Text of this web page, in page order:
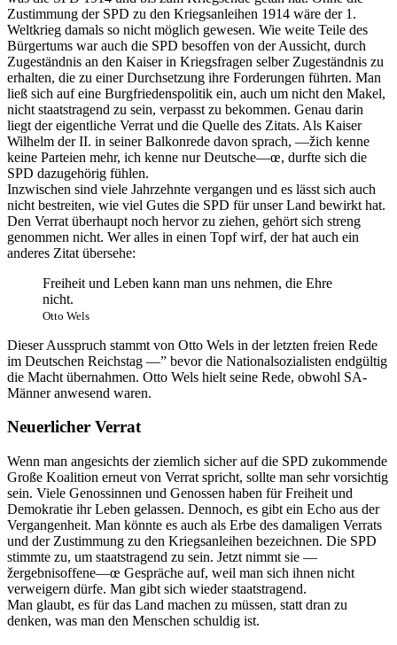
Zustimmung der SPD zu den Kriegsanleihen 1914 wäre der 1.
Weltkrieg damals so nicht möglich gewesen. Wie weite Teile des
Bürgertums war auch die SPD besoffen von der Aussicht, durch
Zugeständnis an den Kaiser in Kriegsfragen selber Zugeständnis zu
erhalten, die zu einer Durchsetzung ihre Forderungen führten. Man
ließ sich auf eine Burgfriedenspolitik ein, auch um nicht den Makel,
nicht staatstragend zu sein, verpasst zu bekommen. Genau darin
liegt der eigentliche Verrat und die Quelle des Zitats. Als Kaiser
Wilhelm der II. in seiner Balkonrede davon sprach, —žich kenne
keine Parteien mehr, ich kenne nur Deutsche—œ, durfte sich die
SPD dazugehörig fühlen.
Inzwischen sind viele Jahrzehnte vergangen und es lässt sich auch
nicht bestreiten, wie viel Gutes die SPD für unser Land bewirkt hat.
Den Verrat überhaupt noch hervor zu ziehen, gehört sich streng
genommen nicht. Wer alles in einen Topf wirf, der hat auch ein
anderes Zitat übersehe:
Freiheit und Leben kann man uns nehmen, die Ehre
nicht.
Otto Wels
Dieser Ausspruch stammt von Otto Wels in der letzten freien Rede
im Deutschen Reichstag —” bevor die Nationalsozialisten endgültig
die Macht übernahmen. Otto Wels hielt seine Rede, obwohl SA-
Männer anwesend waren.
Neuerlicher Verrat
Wenn man angesichts der ziemlich sicher auf die SPD zukommende
Große Koalition erneut von Verrat spricht, sollte man sehr vorsichtig
sein. Viele Genossinnen und Genossen haben für Freiheit und
Demokratie ihr Leben gelassen. Dennoch, es gibt ein Echo aus der
Vergangenheit. Man könnte es auch als Erbe des damaligen Verrats
und der Zustimmung zu den Kriegsanleihen bezeichnen. Die SPD
stimmte zu, um staatstragend zu sein. Jetzt nimmt sie —
žergebnisoffene—œ Gespräche auf, weil man sich ihnen nicht
verweigern dürfe. Man gibt sich wieder staatstragend.
Man glaubt, es für das Land machen zu müssen, statt dran zu
denken, was man den Menschen schuldig ist.